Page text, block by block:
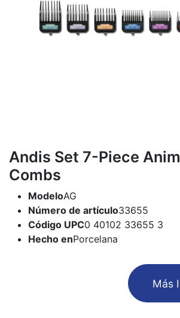
Andis Set 7-Piece
Combs
ModeloAG
Número de artículo33655
Código UPC0 40102 33655 3
Hecho enPorcelana
​Más